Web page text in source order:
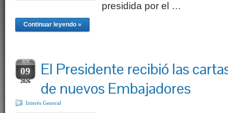
presidida por el …
Continuar leyendo »
JUN
09
2026
El Presidente recibió las
de nuevos Embajadores
Interés General